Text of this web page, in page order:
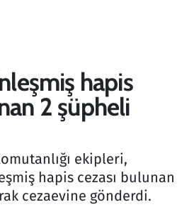
hapis
2 şüpheli
ekipleri,
hapis cezası bulunan
cezaevine gönderdi.